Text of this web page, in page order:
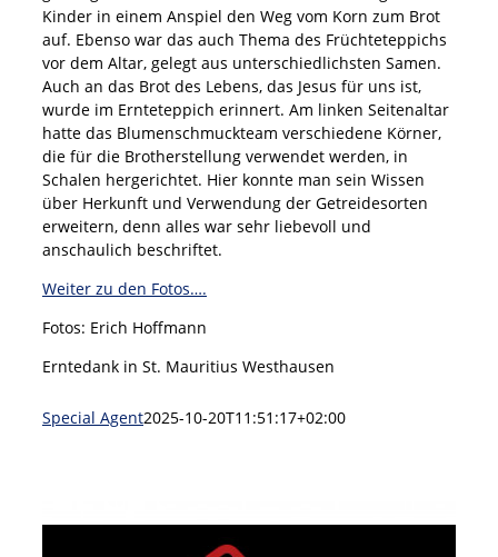
Kinder in einem Anspiel den Weg vom Korn zum Brot
auf. Ebenso war das auch Thema des Früchteteppichs
vor dem Altar, gelegt aus unterschiedlichsten Samen.
Auch an das Brot des Lebens, das Jesus für uns ist,
wurde im Ernteteppich erinnert. Am linken Seitenaltar
hatte das Blumenschmuckteam verschiedene Körner,
die für die Brotherstellung verwendet werden, in
Schalen hergerichtet. Hier konnte man sein Wissen
über Herkunft und Verwendung der Getreidesorten
erweitern, denn alles war sehr liebevoll und
anschaulich beschriftet.
Weiter zu den Fotos….
Fotos: Erich Hoffmann
Erntedank in St. Mauritius Westhausen
Special Agent2025-10-20T11:51:17+02:00